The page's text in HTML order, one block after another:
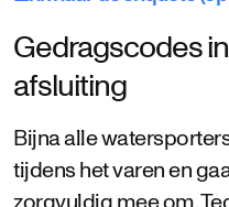
Gedragscodes
afsluiting
Bijna alle
tijdens het varen en
zorgvuldig mee om.